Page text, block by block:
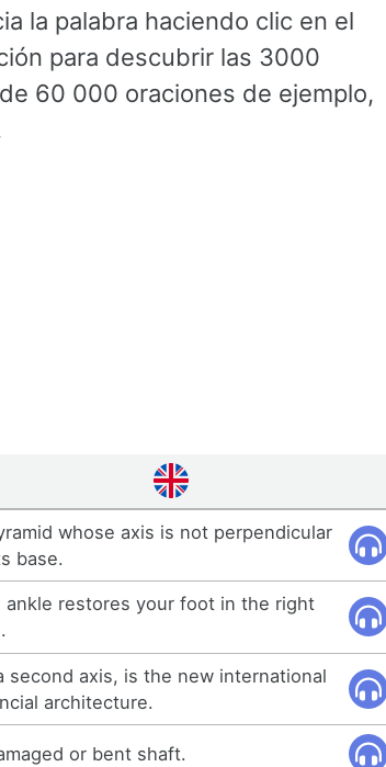
la palabra haciendo clic en el
para descubrir las 3000
60 000 oraciones de ejemplo,
whose axis is not perpendicular
base.
ankle restores your foot in the right
second axis, is the new international
architecture.
or bent shaft.